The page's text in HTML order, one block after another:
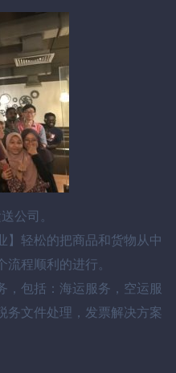
公司。
】轻松的把商品和货物从中
流程顺利的进行。
，包括： 海运服务 ， 空运服
务文件处理 ， 发票解决方案